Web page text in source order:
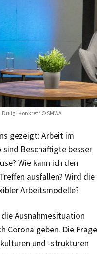
I Konkret“ © SMWA
gezeigt: Arbeit im
Beschäftigte besser
Wie kann ich den
ausfallen? Wird die
Arbeitsmodelle?
Ausnahmesituation
Corona geben. Die Frage
und -strukturen